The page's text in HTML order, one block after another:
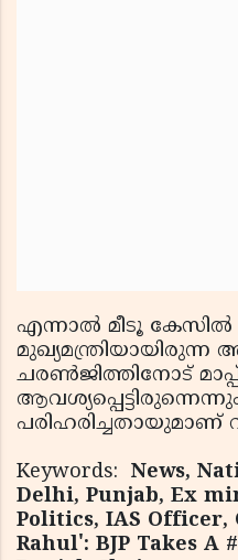
എന്നാല്‍ മീടൂ
മുഖ്യമന്ത്രിയായിരുന്ന
ചരണ്‍ജിത്തിനോട്
പരിഹരിച്ചതായുമാണ്
Keywords: News,
Delhi, Punjab, Ex
Politics, IAS Officer,
Rahul': BJP Takes A